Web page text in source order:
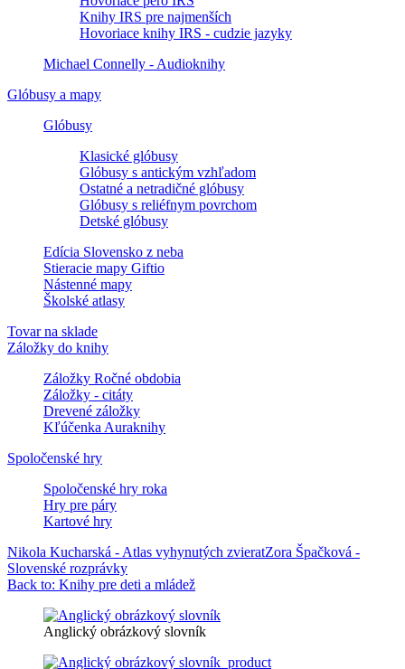
Knihy IRS pre najmenších
Hovoriace knihy IRS - cudzie jazyky
Michael Connelly - Audioknihy
Glóbusy a mapy
Glóbusy
Klasické glóbusy
Glóbusy s antickým vzhľadom
Ostatné a netradičné glóbusy
Glóbusy s reliéfnym povrchom
Detské glóbusy
Edícia Slovensko z neba
Stieracie mapy Giftio
Nástenné mapy
Školské atlasy
Tovar na sklade
Záložky do knihy
Záložky Ročné obdobia
Záložky - citáty
Drevené záložky
Kľúčenka Auraknihy
Spoločenské hry
Spoločenské hry roka
Hry pre páry
Kartové hry
Nikola Kucharská - Atlas vyhynutých zvieratZora Špačková -
Slovenské rozprávky
Back to: Knihy pre deti a mládež
Anglický obrázkový slovník